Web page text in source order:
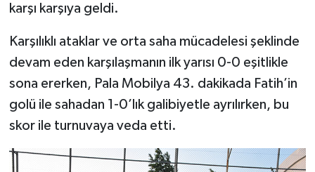
karşı karşıya geldi.
Karşılıklı ataklar ve orta saha mücadelesi şeklinde
devam eden karşılaşmanın ilk yarısı 0-0 eşitlikle
sona ererken, Pala Mobilya 43. dakikada Fatih’in
golü ile sahadan 1-0’lık galibiyetle ayrılırken, bu
skor ile turnuvaya veda etti.